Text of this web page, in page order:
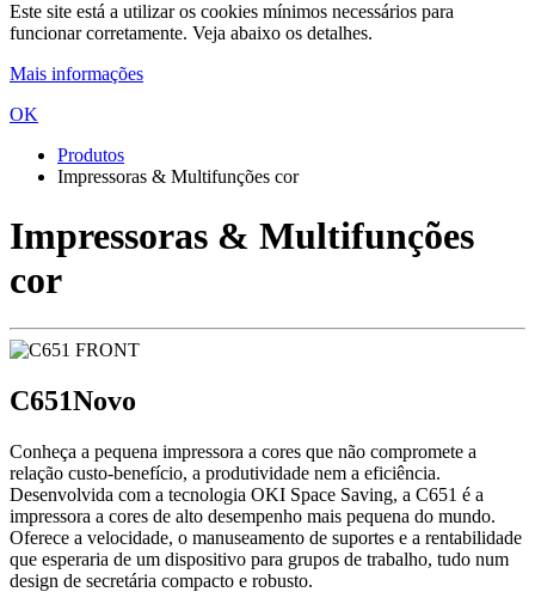
Este site está a utilizar os cookies mínimos necessários para
funcionar corretamente. Veja abaixo os detalhes.
Mais informações
OK
Produtos
Impressoras & Multifunções cor
Impressoras & Multifunções
cor
C651Novo
Conheça a pequena impressora a cores que não compromete a
relação custo-benefício, a produtividade nem a eficiência.
Desenvolvida com a tecnologia OKI Space Saving, a C651 é a
impressora a cores de alto desempenho mais pequena do mundo.
Oferece a velocidade, o manuseamento de suportes e a rentabilidade
que esperaria de um dispositivo para grupos de trabalho, tudo num
design de secretária compacto e robusto.